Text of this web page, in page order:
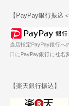
【PayPay銀行振込
当店指定PayPay銀行へ
日にPayPay銀行に社名
【楽天銀行振込】